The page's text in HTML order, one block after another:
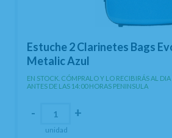
Estuche 2 Clarinetes Bags
Metalic Azul
EN STOCK. CÓMPRALO Y LO RECIBIRÁS AL
ANTES DE LAS 14:00 HORAS PENINSULA
- +
unidad